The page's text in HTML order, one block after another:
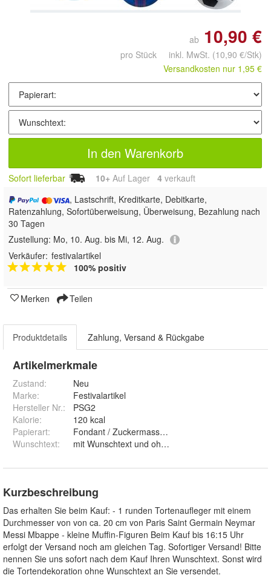
ab 10,90 €
pro Stück inkl. MwSt. (10,90 €/Stk)
Versandkosten nur 1,95 €
In den Warenkorb
Sofort lieferbar 10+ Auf Lager 4 verkauft
, Lastschrift, Kreditkarte, Debitkarte,
Ratenzahlung, Sofortüberweisung, Überweisung, Bezahlung nach
30 Tagen
Zustellung: Mo, 10. Aug. bis Mi, 12. Aug.
Verkäufer: festivalartikel
100% positiv
Merken Teilen
Produktdetails Zahlung, Versand & Rückgabe
Artikelmerkmale
Zustand:
Neu
Marke:
Festivalartikel
Hersteller Nr.:
PSG2
Kalorie:
120 kcal
Papierart:
Wunschtext: mit Wunschtext und ohne Wunschtext
Kurzbeschreibung
Das erhalten Sie beim Kauf: - 1 runden Tortenaufleger mit einem
Durchmesser von von ca. 20 cm von Paris Saint Germain Neymar
Messi Mbappe - kleine Muffin-Figuren Beim Kauf bis 16:15 Uhr
erfolgt der Versand noch am gleichen Tag. Sofortiger Versand! Bitte
nennen Sie uns sofort nach dem Kauf Ihren Wunschtext. Sonst wird
die Tortendekoration ohne Wunschtext an Sie versendet.